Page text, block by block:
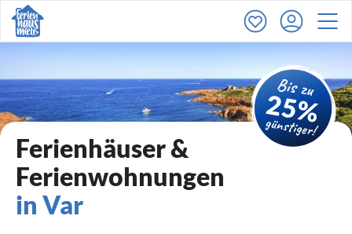
Ferienhäuser &
Ferienwohnungen
in Var